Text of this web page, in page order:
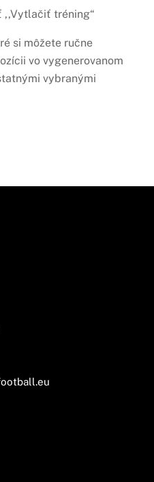
,,Vytlačiť tréning“
si môžete ručne
vo vygenerovanom
vybranými